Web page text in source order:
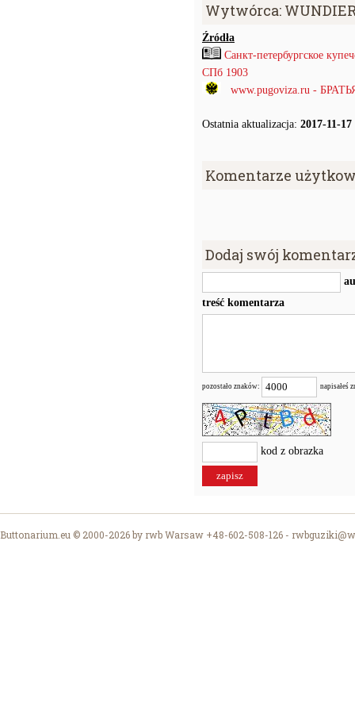
Wytwórca:
Źródła
Санкт-петербургское
СПб 1903
www.pugoviza.ru -
Ostatnia aktualizacja: 2017-11-17
Komentarze
Dodaj swój
treść komentarza
pozostało znaków: napisałeś
kod z obrazka
Buttonarium.eu © 2000-2026 by rwb Warsaw +48-602-508-126 -